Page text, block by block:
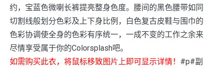
约，宝蓝色微喇长裤提亮整身色度。腰间的黑色腰带如同
切割线般划分色彩及上下身比例，白色复古皮鞋与围巾的
色彩协调使全身的色彩有序统一，一成不变的工作之余来
尽情享受属于你的Colorsplash吧。
如需购买此衣，将鼠标移致图片上即可显示详情！ #p#副